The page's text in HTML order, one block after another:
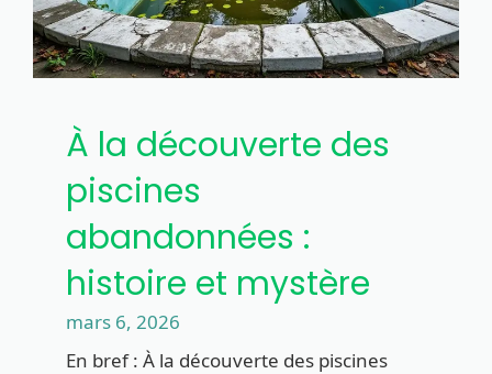
À la découverte des
piscines
abandonnées :
histoire et mystère
mars 6, 2026
En bref : À la découverte des piscines